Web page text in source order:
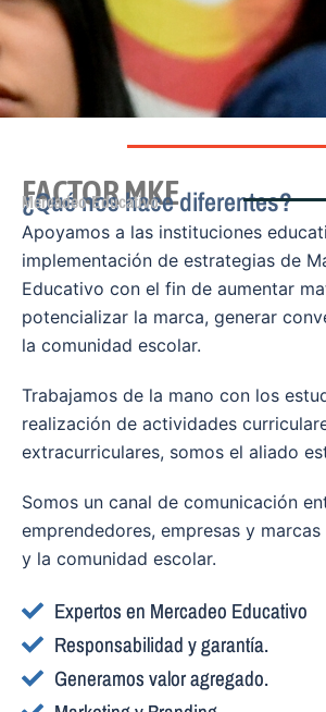
FACTOR MKE
¿Qué nos hace diferentes?
Mercadeo Educativo
Apoyamos a las instituciones
implementación de estrategias de
Educativo con el fin de aumentar
potencializar la marca, generar
la comunidad escolar.
Trabajamos de la mano con los
realización de actividades
extracurriculares, somos el aliado
Somos un canal de comunicación
emprendedores, empresas y
y la comunidad escolar.
Expertos en Mercadeo Educativo
Responsabilidad y garantía.
Generamos valor agregado.